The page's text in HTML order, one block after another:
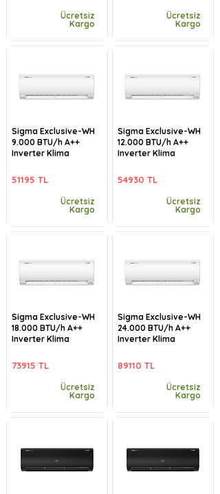
Ücretsiz
Kargo
Sigma Exclusive-WH
9.000 BTU/h A++
Inverter Klima
51195 TL
Ücretsiz
Kargo
Sigma Exclusive-WH
18.000 BTU/h A++
Inverter Klima
73915 TL
Ücretsiz
Kargo
Ücretsiz
Kargo
Sigma Exclusive-WH
12.000 BTU/h A++
Inverter Klima
54930 TL
Ücretsiz
Kargo
Sigma Exclusive-WH
24.000 BTU/h A++
Inverter Klima
89110 TL
Ücretsiz
Kargo